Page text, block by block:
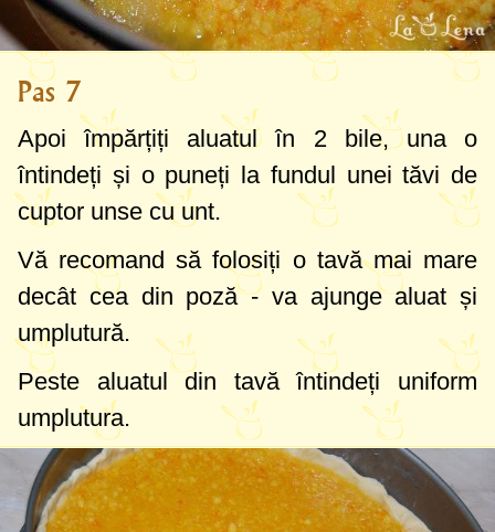
Pas 7
Apoi împărțiți aluatul în 2 bile, una o
întindeți și o puneți la fundul unei tăvi de
cuptor unse cu unt.
Vă recomand să folosiți o tavă mai mare
decât cea din poză - va ajunge aluat și
umplutură.
Peste aluatul din tavă întindeți uniform
umplutura.